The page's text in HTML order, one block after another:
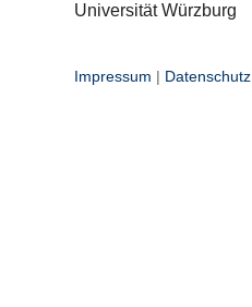
Universität Würzburg
Impressum | Datenschutz